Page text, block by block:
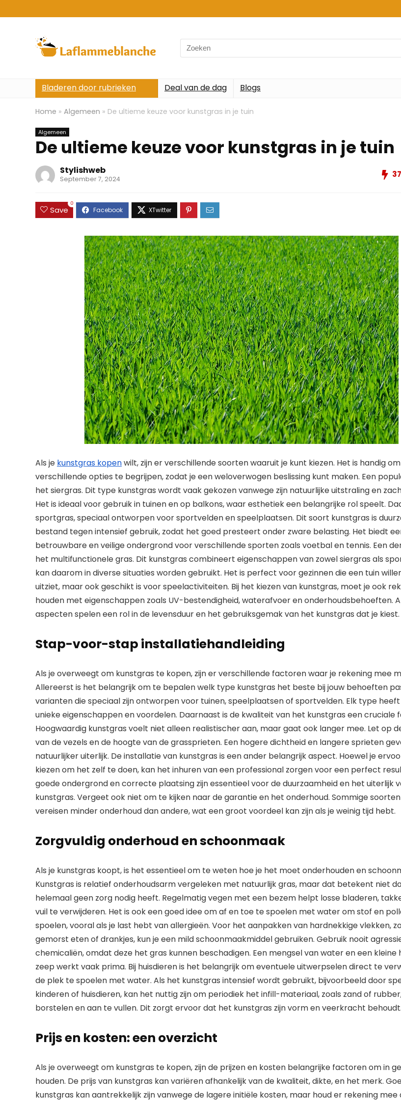
Search
for:
Bladeren door rubrieken Deal van de dag Blogs
Home » Algemeen » De ultieme keuze voor kunstgras in je tuin
Algemeen
De ultieme keuze voor kunstgras in je tuin
Stylishweb
September 7, 2024 37
Save
0
Als je kunstgras kopenwilt, zijn er verschillende soorten waaruit je kunt kiezen. Het is handig
verschillende opties te begrijpen, zodat je een weloverwogen beslissing kunt maken. Een
het siergras. Dit type kunstgras wordt vaak gekozen vanwege zijn natuurlijke uitstraling en
Het is ideaal voor gebruik in tuinen en op balkons, waar esthetiek een belangrijke rol speelt.
sportgras, speciaal ontworpen voor sportvelden en speelplaatsen. Dit soort kunstgras is
bestand tegen intensief gebruik, zodat het goed presteert onder zware belasting. Het biedt
betrouwbare en veilige ondergrond voor verschillende sporten zoals voetbal en tennis. Een
het multifunctionele gras. Dit kunstgras combineert eigenschappen van zowel siergras als
kan daarom in diverse situaties worden gebruikt. Het is perfect voor gezinnen die een tuin
uitziet, maar ook geschikt is voor speelactiviteiten. Bij het kiezen van kunstgras, moet je ook
houden met eigenschappen zoals UV-bestendigheid, waterafvoer en onderhoudsbehoeften.
aspecten spelen een rol in de levensduur en het gebruiksgemak van het kunstgras dat je kiest.
Stap-voor-stap installatiehandleiding
Als je overweegt om kunstgras te kopen, zijn er verschillende factoren waar je rekening mee
Allereerst is het belangrijk om te bepalen welk type kunstgras het beste bij jouw behoeften
varianten die speciaal zijn ontworpen voor tuinen, speelplaatsen of sportvelden. Elk type heeft
unieke eigenschappen en voordelen. Daarnaast is de kwaliteit van het kunstgras een cruciale
Hoogwaardig kunstgras voelt niet alleen realistischer aan, maar gaat ook langer mee. Let op
van de vezels en de hoogte van de grassprieten. Een hogere dichtheid en langere sprieten
natuurlijker uiterlijk. De installatie van kunstgras is een ander belangrijk aspect. Hoewel je
kiezen om het zelf te doen, kan het inhuren van een professional zorgen voor een perfect
goede ondergrond en correcte plaatsing zijn essentieel voor de duurzaamheid en het uiterlijk
kunstgras. Vergeet ook niet om te kijken naar de garantie en het onderhoud. Sommige
vereisen minder onderhoud dan andere, wat een groot voordeel kan zijn als je weinig tijd hebt.
Zorgvuldig onderhoud en schoonmaak
Als je kunstgras koopt, is het essentieel om te weten hoe je het moet onderhouden en
Kunstgras is relatief onderhoudsarm vergeleken met natuurlijk gras, maar dat betekent niet
helemaal geen zorg nodig heeft. Regelmatig vegen met een bezem helpt losse bladeren,
vuil te verwijderen. Het is ook een goed idee om af en toe te spoelen met water om stof en
spoelen, vooral als je last hebt van allergieën. Voor het aanpakken van hardnekkige vlekken,
gemorst eten of drankjes, kun je een mild schoonmaakmiddel gebruiken. Gebruik nooit
chemicaliën, omdat deze het gras kunnen beschadigen. Een mengsel van water en een kleine
zeep werkt vaak prima. Bij huisdieren is het belangrijk om eventuele uitwerpselen direct te
de plek te spoelen met water. Als het kunstgras intensief wordt gebruikt, bijvoorbeeld door
kinderen of huisdieren, kan het nuttig zijn om periodiek het infill-materiaal, zoals zand of
borstelen en aan te vullen. Dit zorgt ervoor dat het kunstgras zijn vorm en veerkracht behoudt.
Prijs en kosten: een overzicht
Als je overweegt om kunstgras te kopen, zijn de prijzen en kosten belangrijke factoren om in
houden. De prijs van kunstgras kan variëren afhankelijk van de kwaliteit, dikte, en het merk.
kunstgras kan aantrekkelijk zijn vanwege de lagere initiële kosten, maar houd er rekening mee